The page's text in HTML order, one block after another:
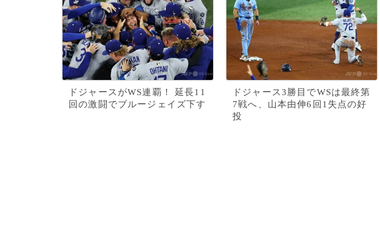
ドジャースがWS連覇！ 延長11
回の激闘でブルージェイズ下す
ドジャース3勝目でWSは最終第
7戦へ、山本由伸6回1失点の好
投